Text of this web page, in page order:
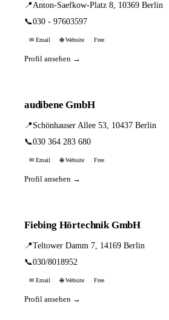
📍Anton-Saefkow-Platz 8, 10369 Berlin
📞030 - 97603597
✉ Email 🌐 Website Free
Profil ansehen →
audibene GmbH
📍Schönhauser Allee 53, 10437 Berlin
📞030 364 283 680
✉ Email 🌐 Website Free
Profil ansehen →
Fiebing Hörtechnik GmbH
📍Teltower Damm 7, 14169 Berlin
📞030/8018952
✉ Email 🌐 Website Free
Profil ansehen →